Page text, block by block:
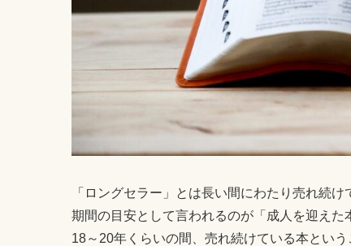
「ロングセラー」とは長い間にわたり売れ続け
期間の目安として言われるのが「成人を迎えた
18～20年くらいの間、売れ続けている本という